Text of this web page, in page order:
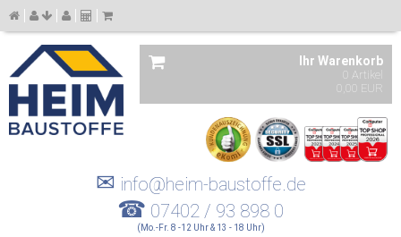
Ihr Warenkorb
0 Artikel
0,00 EUR
✉ info@heim-baustoffe.de
☎ 07402 / 93 898 0
(Mo.-Fr. 8 -12 Uhr & 13 - 18 Uhr)